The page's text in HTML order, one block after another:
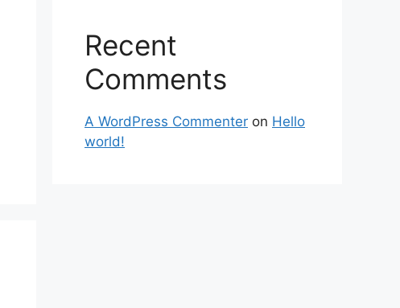
Recent
Comments
A WordPress Commenter on Hello
world!